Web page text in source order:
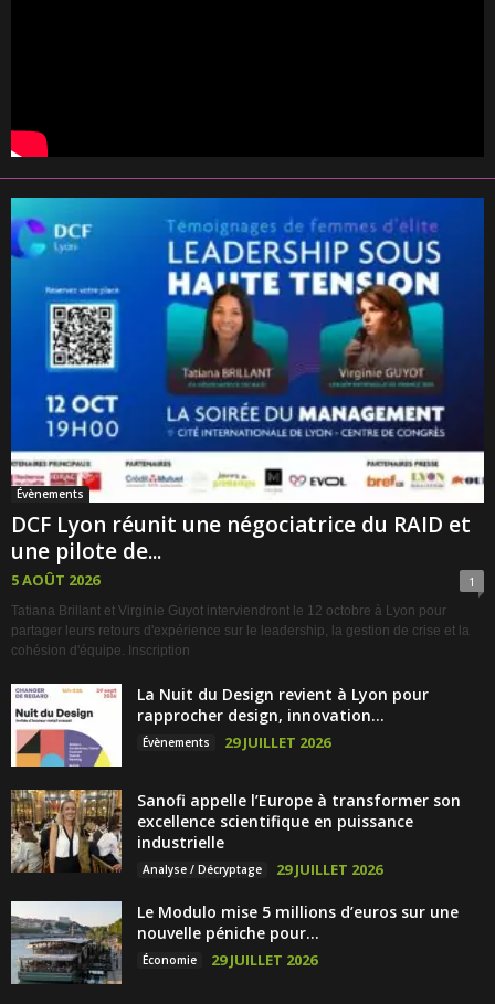
Évènements
DCF Lyon réunit une négociatrice du RAID et
une pilote de...
5 AOÛT 2026 1
Tatiana Brillant et Virginie Guyot interviendront le 12 octobre à Lyon pour
partager leurs retours d'expérience sur le leadership, la gestion de crise et la
cohésion d'équipe. Inscription
La Nuit du Design revient à Lyon pour
rapprocher design, innovation...
Évènements 29 JUILLET 2026
Sanofi appelle l’Europe à transformer son
excellence scientifique en puissance
industrielle
Analyse / Décryptage 29 JUILLET 2026
Le Modulo mise 5 millions d’euros sur une
nouvelle péniche pour...
Économie 29 JUILLET 2026